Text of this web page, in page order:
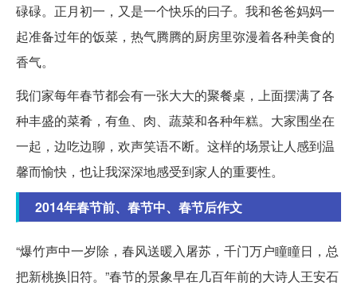
碌碌。正月初一，又是一个快乐的曰子。我和爸爸妈妈一
起准备过年的饭菜，热气腾腾的厨房里弥漫着各种美食的
香气。
我们家每年春节都会有一张大大的聚餐桌，上面摆满了各
种丰盛的菜肴，有鱼、肉、蔬菜和各种年糕。大家围坐在
一起，边吃边聊，欢声笑语不断。这样的场景让人感到温
馨而愉快，也让我深深地感受到家人的重要性。
2014年春节前、春节中、春节后作文
“爆竹声中一岁除，春风送暖入屠苏，千门万户瞳瞳日，总
把新桃换旧符。”春节的景象早在几百年前的大诗人王安石